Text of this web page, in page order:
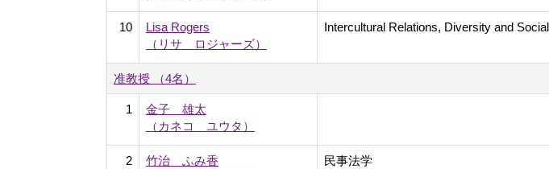
10
Lisa Rogers
（リサ ロジャーズ）
Intercultural Relations, Diversity and
准教授 （4名）
1
金子 雄太
（カネコ ユウタ）
2
竹治 ふみ香
民事法学